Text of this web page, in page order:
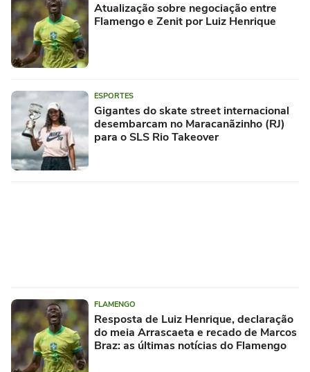
Atualização sobre negociação entre
Flamengo e Zenit por Luiz Henrique
ESPORTES
Gigantes do skate street internacional
desembarcam no Maracanãzinho (RJ)
para o SLS Rio Takeover
FLAMENGO
Resposta de Luiz Henrique, declaração
do meia Arrascaeta e recado de Marcos
Braz: as últimas notícias do Flamengo